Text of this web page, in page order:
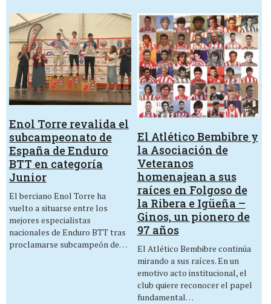
Enol Torre revalida el
subcampeonato de
España de Enduro
BTT en categoría
Junior
El berciano Enol Torre ha
vuelto a situarse entre los
mejores especialistas
nacionales de Enduro BTT tras
proclamarse subcampeón de…
El Atlético Bembibre y
la Asociación de
Veteranos
homenajean a sus
raíces en Folgoso de
la Ribera e Igüeña –
Ginos, un pionero de
97 años
El Atlético Bembibre continúa
mirando a sus raíces. En un
emotivo acto institucional, el
club quiere reconocer el papel
fundamental…